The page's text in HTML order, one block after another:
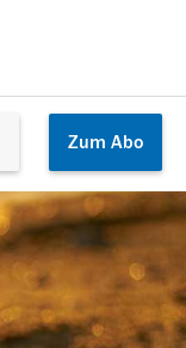
Zum Abo